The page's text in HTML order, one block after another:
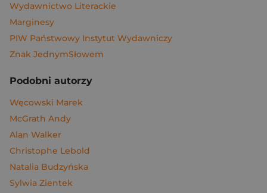
Wydawnictwo Literackie
Marginesy
PIW Państwowy Instytut Wydawniczy
Znak JednymSłowem
Podobni autorzy
Węcowski Marek
McGrath Andy
Alan Walker
Christophe Lebold
Natalia Budzyńska
Sylwia Zientek